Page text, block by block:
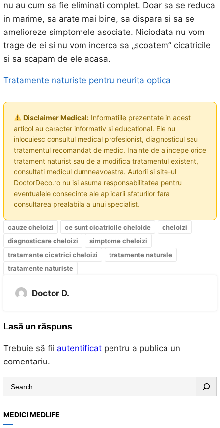
nu au cum sa fie eliminati complet. Doar sa se reduca
in marime, sa arate mai bine, sa dispara si sa se
amelioreze simptomele asociate. Niciodata nu vom
trage de ei si nu vom incerca sa „scoatem” cicatricile
si sa scapam de ele acasa.
Tratamente naturiste pentru neurita optica
Disclaimer Medical:Informatiile prezentate in acest
articol au caracter informativ si educational. Ele nu
inlocuiesc consultul medical profesionist, diagnosticul sau
tratamentul recomandat de medic. Inainte de a incepe orice
tratament naturist sau de a modifica tratamentul existent,
consultati medicul dumneavoastra. Autorii si site-ul
DoctorDeco.ro nu isi asuma responsabilitatea pentru
eventualele consecinte ale aplicarii sfaturilor fara
consultarea prealabila a unui specialist.
cauze cheloizi ce sunt cicatricile cheloide
cheloizi
diagnosticare cheloizi
simptome cheloizi
tratamante cicatrici cheloizi
tratamente naturale
tratamente naturiste
Doctor D.
Lasă un răspuns
Trebuie să fii autentificatpentru a publica un
comentariu.
a
r
MEDICI MEDLIFE